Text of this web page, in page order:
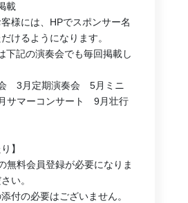
載
様には、HPでスポンサー名
けるようになります。
下記の演奏会でも毎回掲載し
　3月定期演奏会　5月ミニ
サマーコンサート　9月壮行
】
無料会員登録が必要になりま
い。
付の必要はございません。